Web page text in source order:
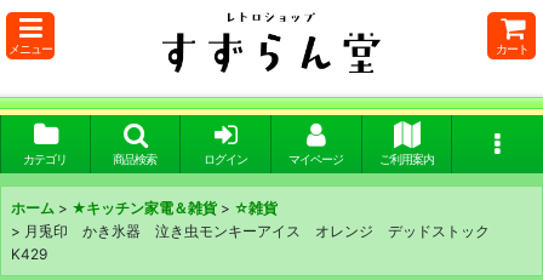
メニュー カート
カテゴリ 商品検索 ログイン マイページ ご利用案内
ホーム > ★キッチン家電＆雑貨 > ☆雑貨
> 月兎印 かき氷器 泣き虫モンキーアイス オレンジ デッドストック
K429